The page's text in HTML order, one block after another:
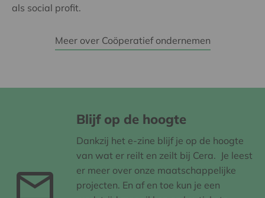
als social profit.
Meer over Coöperatief ondernemen
Blijf op de hoogte
Dankzij het e-zine blijf je op de hoogte
van wat er reilt en zeilt bij Cera. Je leest
er meer over onze maatschappelijke
projecten. En af en toe kun je een